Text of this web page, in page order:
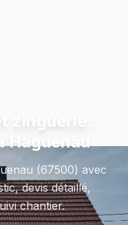
zinguerie :
Haguenau
(67500) avec
devis détaillé,
chantier.